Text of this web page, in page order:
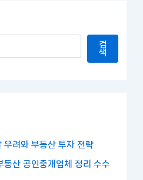
검
색
우려와 부동산 투자 전략
동산 공인중개업체 정리 수수